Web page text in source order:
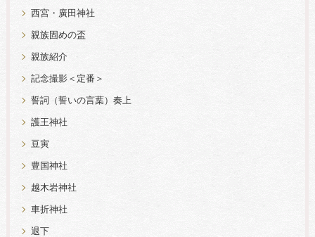
西宮・廣田神社
親族固めの盃
親族紹介
記念撮影＜定番＞
誓詞（誓いの言葉）奏上
護王神社
豆寅
豊国神社
越木岩神社
車折神社
退下